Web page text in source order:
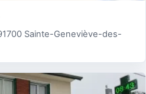
Sainte-Geneviève-des-